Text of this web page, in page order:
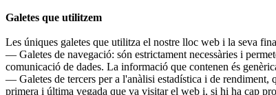
Galetes que utilitzem
Les úniques galetes que utilitza el nostre lloc web i la seva
— Galetes de navegació: són estrictament necessàries i
comunicació de dades. La informació que contenen és
— Galetes de tercers per a l'anàlisi estadística i de rendiment,
primera i última vegada que va visitar el web i, si hi ha cap